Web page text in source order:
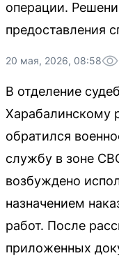
операции.
предоставления
20 мая, 2026, 08:58
В отделение
Харабалинскому
обратился
службу в зоне
возбуждено
назначением
работ. После
приложенных